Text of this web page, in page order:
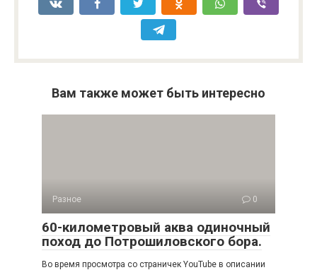
Вам также может быть интересно
Разное 0
60-километровый аква одиночный
поход до Потрошиловского бора.
Во время просмотра со страничек YouTube в описании